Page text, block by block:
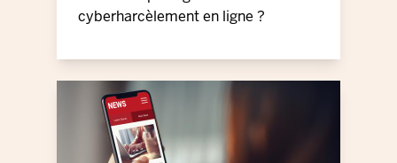
cyberharcèlement en ligne ?